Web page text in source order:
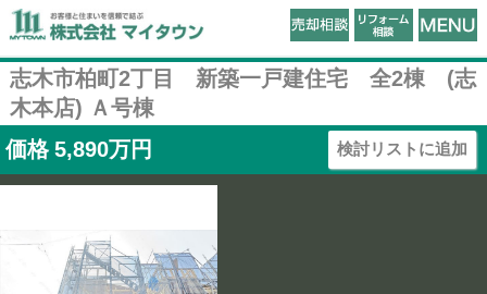
志木市柏町2丁目 新築一戸建住宅 全2棟 (志
木本店) Ａ号棟
価格 5,890万円 検討リストに追加